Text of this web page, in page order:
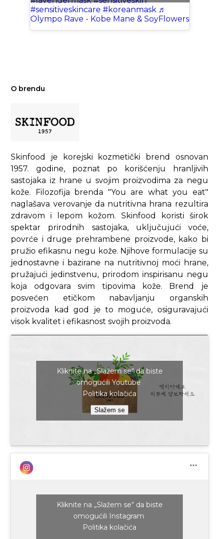
#sensitiveskincare #koreanmask ♬
Olympo Rave - Kobe Mane & SoyFlowers
O brendu
Skinfood je korejski kozmetički brend osnovan
1957. godine, poznat po korišćenju hranljivih
sastojaka iz hrane u svojim proizvodima za negu
kože. Filozofija brenda "You are what you eat"
naglašava verovanje da nutritivna hrana rezultira
zdravom i lepom kožom. Skinfood koristi širok
spektar prirodnih sastojaka, uključujući voće,
povrće i druge prehrambene proizvode, kako bi
pružio efikasnu negu kože. Njihove formulacije su
jednostavne i bazirane na nutritivnoj moći hrane,
pružajući jedinstvenu, prirodom inspirisanu negu
koja odgovara svim tipovima kože. Brend je
posvećen etičkom nabavljanju organskih
proizvoda kad god je to moguće, osiguravajući
visok kvalitet i efikasnost svojih proizvoda.
Kliknite na „Slažem se“ da biste
omogućili Youtube
Politika kolačića
Slažem se
Kliknite na „Slažem se“ da biste
omogućili Instagram
Politika kolačića